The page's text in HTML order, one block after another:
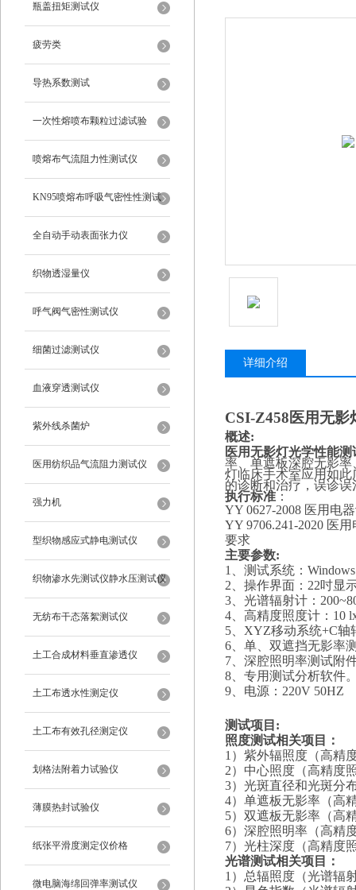
瓶盖扭矩测试仪
疲劳类
导热系数测试
一次性熔喷布颗粒过滤试验
喷熔布气流阻力性测试仪
KN95喷熔布呼吸气密性性测试
仪
全自动手动表面张力仪
织物透湿量仪
呼气阀气密性测试仪
细菌过滤测试仪
血液穿透测试仪
紫外线杀菌炉
医用纺织品气流阻力测试仪
强力机
型织物感应式静电测试仪
织物渗水先测试仪静水压测试仪
无纺布干态落絮测试仪
土工合成材料垂直渗透仪
土工布透水性测定仪
土工布有效孔径测定仪
划格法附着力试验仪
薄膜热封试验仪
纸张平滑度测定仪价格
微电脑海绵回弹率测试仪
详细介绍
CSI-Z458医用无影
概述:
医用无影灯光学性能测
率、单遮板深腔无影
灯临床手术室应用如
的诊断和治疗，误诊
执行标准 ：
YY 0627-2008 医用电
YY 9706.241-2020 医
要求
主要参数:
1、 测试系统： Windows
2、 操作界面： 22吋显
3、 光谱辐射计：
4、 高精度照度计： 10
5、 XYZ移动系统+C轴
6、 单、双遮挡无影率
7、 深腔照明率测试附
8、 专用测试分析软件
9、 电源： 220V 50HZ
测试项目 :
照度测试相关项目：
1）紫外辐照度（高精
2）中心照度（高精度
3）光斑直径和光斑分
4）单遮板无影率（高
5）双遮板无影率（高
6）深腔照明率（高精
7）光柱深度（高精度
光谱测试相关项目：
1）总辐照度（光谱辐